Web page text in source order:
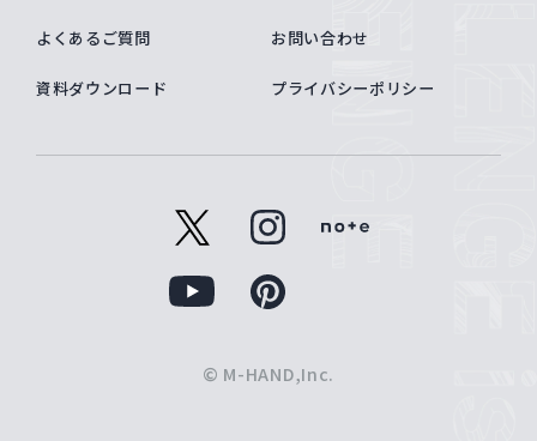
よくあるご質問 お問い合わせ
資料ダウンロード プライバシーポリシー
x instagramnote
youtube pinterest
© M-HAND,Inc.